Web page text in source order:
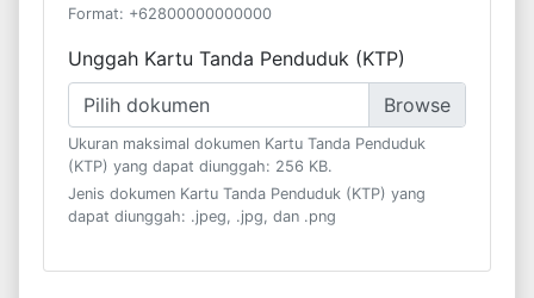
Format: +62800000000000
Unggah Kartu Tanda Penduduk (KTP)
Pilih dokumen
Ukuran maksimal dokumen Kartu Tanda Penduduk
(KTP) yang dapat diunggah: 256 KB.
Jenis dokumen Kartu Tanda Penduduk (KTP) yang
dapat diunggah: .jpeg, .jpg, dan .png